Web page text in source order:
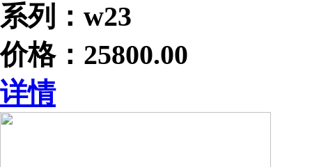
系列：w23
价格：25800.00
详情